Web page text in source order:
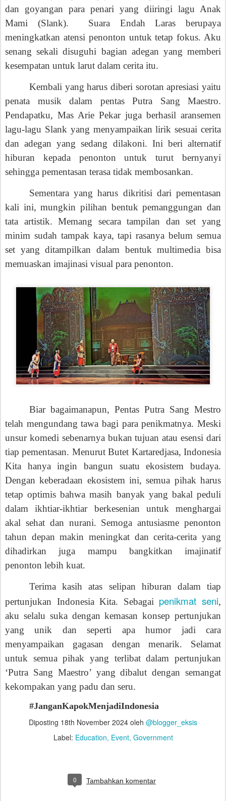
Mami (Slank). Suara Endah Laras berupaya
meningkatkan atensi penonton untuk tetap fokus. Aku
senang sekali disuguhi bagian adegan yang memberi
kesempatan untuk larut dalam cerita itu.
Kembali yang harus diberi sorotan apresiasi yaitu
penata musik dalam pentas Putra Sang Maestro.
Pendapatku, Mas Arie Pekar juga berhasil aransemen
lagu-lagu Slank yang menyampaikan lirik sesuai cerita
dan adegan yang sedang dilakoni. Ini beri alternatif
hiburan kepada penonton untuk turut bernyanyi
sehingga pementasan terasa tidak membosankan.
Sementara yang harus dikritisi dari pementasan
kali ini, mungkin pilihan bentuk pemanggungan dan
tata artistik. Memang secara tampilan dan set yang
minim sudah tampak kaya, tapi rasanya belum semua
set yang ditampilkan dalam bentuk multimedia bisa
memuaskan imajinasi visual para penonton.
telah mengundang tawa bagi para penikmatnya. Meski
unsur komedi sebenarnya bukan tujuan atau esensi dari
tiap pementasan. Menurut Butet Kartaredjasa, Indonesia
Kita hanya ingin bangun suatu ekosistem budaya.
Dengan keberadaan ekosistem ini, semua pihak harus
tetap optimis bahwa masih banyak yang bakal peduli
dalam ikhtiar-ikhtiar berkesenian untuk menghargai
akal sehat dan nurani. Semoga antusiasme penonton
tahun depan makin meningkat dan cerita-cerita yang
dihadirkan juga mampu bangkitkan imajinatif
penonton lebih kuat.
Terima kasih atas selipan hiburan dalam tiap
pertunjukan Indonesia Kita. Sebagaipenikmat seni,
aku selalu suka dengan kemasan konsep pertunjukan
yang unik dan seperti apa humor jadi cara
menyampaikan gagasan dengan menarik. Selamat
untuk semua pihak yang terlibat dalam pertunjukan
‘Putra Sang Maestro’ yang dibalut dengan semangat
kekompakan yang padu dan seru.
#JanganKapokMenjadiIndonesia
Diposting18th November 2024oleh@blogger_eksis
Label: Education Event Government